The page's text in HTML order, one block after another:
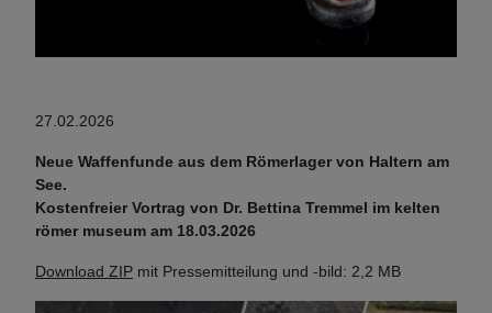
27.02.2026
Neue Waffenfunde aus dem Römerlager von Haltern am
See.
Kostenfreier Vortrag von Dr. Bettina Tremmel im kelten
römer museum am 18.03.2026
Download ZIP mit Pressemitteilung und -bild: 2,2 MB